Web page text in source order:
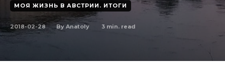
МОЯ ЖИЗНЬ В АВСТРИИ. ИТОГИ
2018-02-28 By Anatoly 3 min. read